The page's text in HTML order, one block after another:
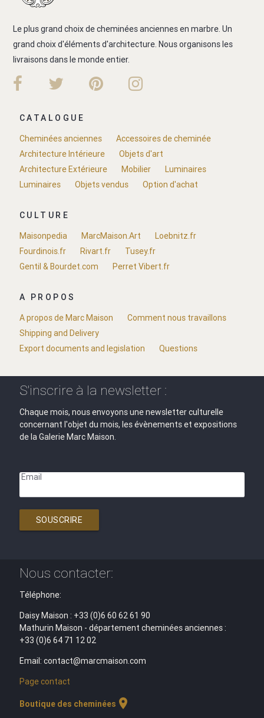
Le plus grand choix de cheminées anciennes en marbre. Un
grand choix d'éléments d'architecture. Nous organisons les
livraisons dans le monde entier.
CATALOGUE
Cheminées anciennes
Accessoires de cheminée
Architecture Intérieure
Objets d'art
Architecture Extérieure
Mobilier
Luminaires
Luminaires
Objets vendus Option d'achat
CULTURE
Maisonpedia
MarcMaison.Art
Loebnitz.fr
Fourdinois.fr
Rivart.fr
Tusey.fr
Gentil & Bourdet.com
Perret Vibert.fr
A PROPOS
A propos de Marc Maison
Comment nous travaillons
Shipping and Delivery
Export documents and legislation
Questions
S'inscrire à la newsletter :
Chaque mois, nous envoyons une newsletter culturelle
concernant l'objet du mois, les évènements et expositions
de la Galerie Marc Maison.
Email
SOUSCRIRE
Nous contacter:
Téléphone:
Daisy Maison : +33 (0)6 60 62 61 90
Mathurin Maison - département cheminées anciennes :
+33 (0)6 64 71 12 02
Email: contact@marcmaison.com
Page contact
Boutique des cheminées location_on